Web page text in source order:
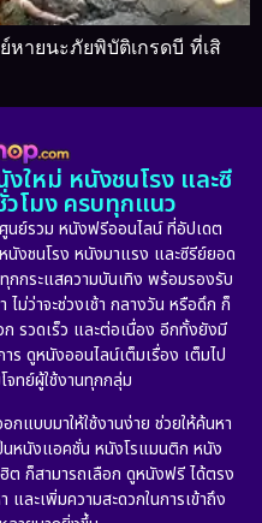
ายนะภัยพิบัติเกรดบี ที่เสิ
ใหม่ หนังชนโรง และซี
โมง ครบทุกแนว
ย์รวม หนังฟรีออนไลน์ ที่อัปเดต
งชนโรง หนังมาแรง และซีรีย์ยอด
กกระแสความบันเทิง พร้อมรองรับ
ม่ว่าจะช่วงเช้า กลางวัน หรือดึก ก็
รวดเร็ว และต่อเนื่อง อีกทั้งยังมี
ดูหนังออนไลน์เต็มเรื่อง เต็มไป
ทย์ผู้ใช้งานทุกกลุ่ม
แบบมาให้ใช้งานง่าย ช่วยให้ค้นหา
นหนังแอคชั่น หนังโรแมนติก หนัง
ก็สามารถเลือก ดูหนังฟรี ได้ตรง
และเพิ่มความสะดวกในการเข้าถึง